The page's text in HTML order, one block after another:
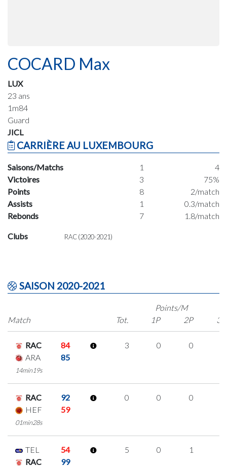
COCARD Max
LUX
23 ans
1m84
Guard
JICL
CARRIÈRE AU LUXEMBOURG
Saisons/Matchs 1
4
Victoires
3
75%
Points
8
2/match
Assists
1
0.3/match
Rebonds
7 1.8/match
Clubs RAC (2020-2021)
SAISON 2020-2021
Match
Points/M
Tot.
1P 2P 3P
RAC
84
ARA
85
14min19s
3 0 0
RAC
92
HEF
59
01min28s
0 0 0
TEL
54
RAC
99
5 0 1